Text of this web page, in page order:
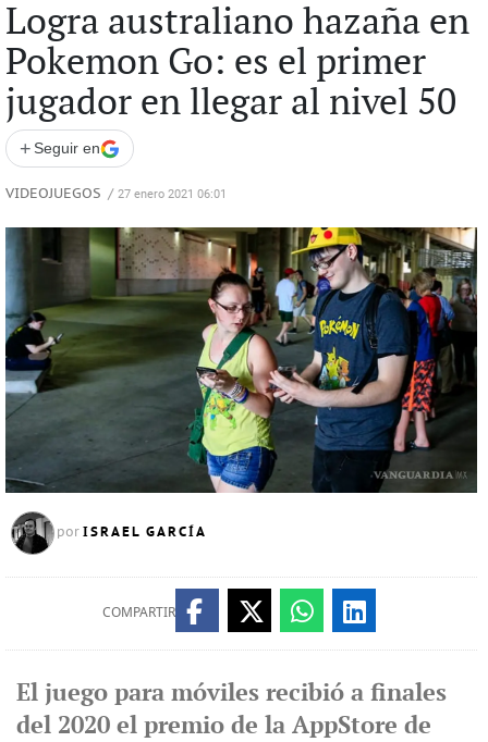
Logra australiano hazaña en
Pokemon Go: es el primer
jugador en llegar al nivel 50
+ Seguir en
VIDEOJUEGOS / 27 enero 2021 06:01
por ISRAEL GARCÍA
COMPARTIR
El juego para móviles recibió a finales
del 2020 el premio de la AppStore de